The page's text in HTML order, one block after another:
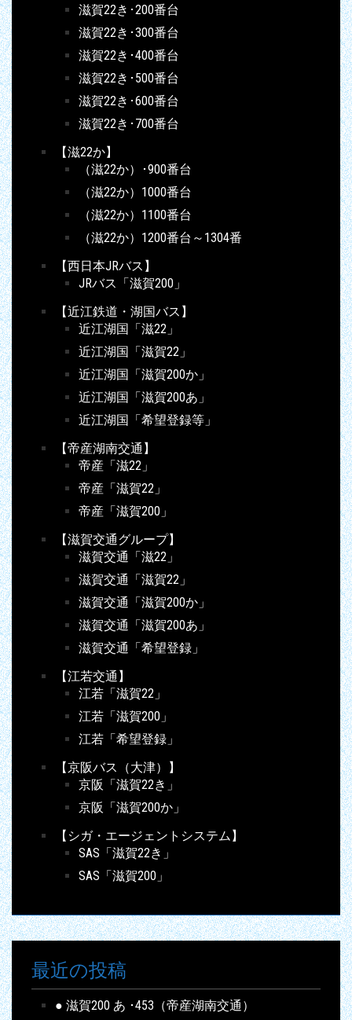
滋賀22き･200番台
滋賀22き･300番台
滋賀22き･400番台
滋賀22き･500番台
滋賀22き･600番台
滋賀22き･700番台
【滋22か】
（滋22か）･900番台
（滋22か）1000番台
（滋22か）1100番台
（滋22か）1200番台～1304番
【西日本JRバス】
JRバス「滋賀200」
【近江鉄道・湖国バス】
近江湖国「滋22」
近江湖国「滋賀22」
近江湖国「滋賀200か」
近江湖国「滋賀200あ」
近江湖国「希望登録等」
【帝産湖南交通】
帝産「滋22」
帝産「滋賀22」
帝産「滋賀200」
【滋賀交通グループ】
滋賀交通「滋22」
滋賀交通「滋賀22」
滋賀交通「滋賀200か」
滋賀交通「滋賀200あ」
滋賀交通「希望登録」
【江若交通】
江若「滋賀22」
江若「滋賀200」
江若「希望登録」
【京阪バス（大津）】
京阪「滋賀22き」
京阪「滋賀200か」
【シガ・エージェントシステム】
SAS「滋賀22き」
SAS「滋賀200」
最近の投稿
● 滋賀200 あ ･453（帝産湖南交通）